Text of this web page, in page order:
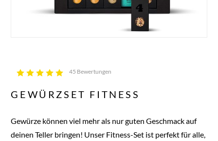
45 Bewertungen
GEWÜRZSET FITNESS
Gewürze können viel mehr als nur guten Geschmack auf
deinen Teller bringen! Unser Fitness-Set ist perfekt für alle,